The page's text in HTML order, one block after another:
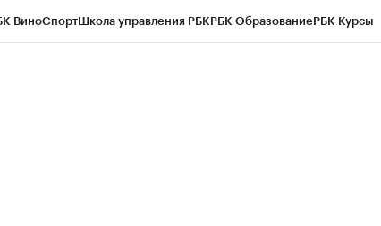
ВиноСпортШкола управления РБКРБК ОбразованиеРБК Курсы